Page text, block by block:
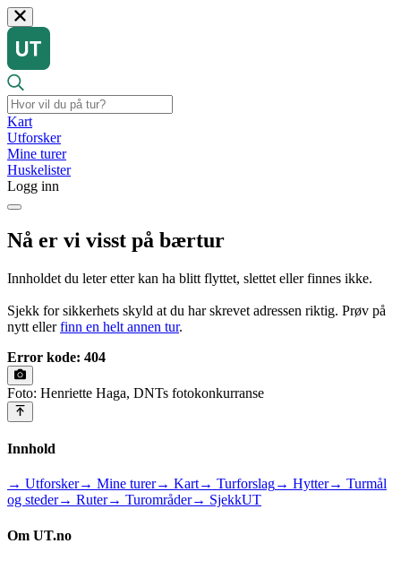
Kart
Utforsker
Mine turer
Huskelister
Logg inn
Nå er vi visst på bærtur
Innholdet du leter etter kan ha blitt flyttet, slettet eller finnes ikke.
Sjekk for sikkerhets skyld at du har skrevet adressen riktig. Prøv på
nytt eller finn en helt annen tur.
Error kode: 404
Foto: Henriette Haga, DNTs fotokonkurranse
Innhold
→ Utforsker→ Mine turer→ Kart→ Turforslag→ Hytter→ Turmål
og steder→ Ruter→ Turområder→ SjekkUT
Om UT.no